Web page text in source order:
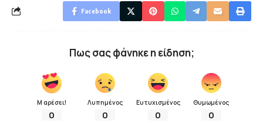
Facebook
Πως σας φάνηκε η είδηση;
Μ αρέσει!
0
Λυπημένος
0
Ευτυχισμένος
0
Θυμωμένος
0